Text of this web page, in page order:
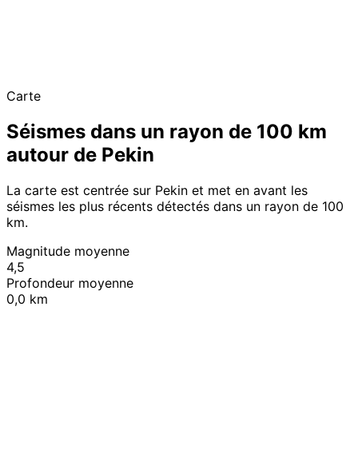
Carte
Séismes dans un rayon de 100 km
autour de Pekin
La carte est centrée sur Pekin et met en avant les
séismes les plus récents détectés dans un rayon de 100
km.
Magnitude moyenne
4,5
Profondeur moyenne
0,0 km